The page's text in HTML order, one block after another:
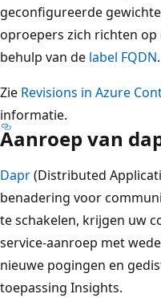
geconfigureerde
oproepers zich richten op
behulp van de label FQDN.
Zie Revisions in Azure
informatie.
Aanroep van
Dapr(Distributed
benadering voor
te schakelen, krijgen uw
service-aanroep met
nieuwe pogingen en
toepassing Insights.